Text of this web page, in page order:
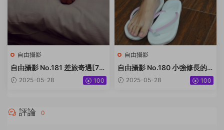
自由攝影
自由攝影 No.181 差旅奇遇[77
P-72M]
2025-05-28 100
自由攝影
自由攝影 No.180 小強修長的
大腿 美足[158P-183.9M]
2025-05-28 100
評論 0